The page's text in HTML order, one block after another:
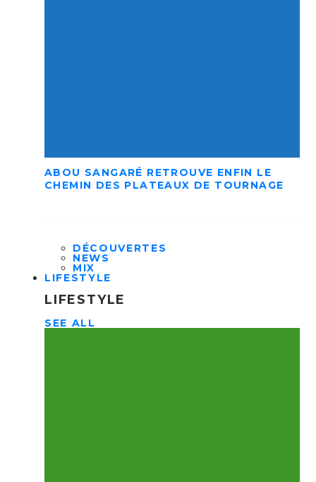
ABOU SANGARÉ RETROUVE ENFIN LE
CHEMIN DES PLATEAUX DE TOURNAGE
DÉCOUVERTES
NEWS
MIX
LIFESTYLE
LIFESTYLE
SEE ALL